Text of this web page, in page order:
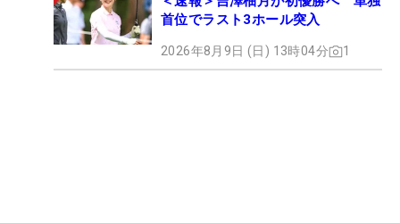
首位でラスト3ホール突入
2026年8月9日 (日) 13時04分 1